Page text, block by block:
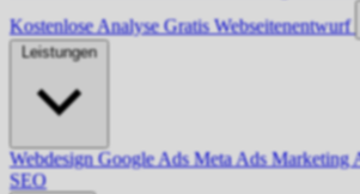
Kostenlose AnalyseGratis Webseitenentwurf
Leistungen
WebdesignGoogle Ads Meta Ads Marketing
SEO